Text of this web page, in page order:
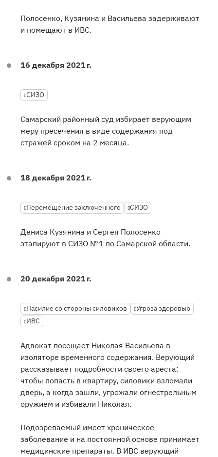
Полосенко, Кузянина и Васильева задерживают
и помещают в ИВС.
16 декабря 2021 г.
СИЗО
Самарский районный суд избирает верующим
меру пресечения в виде содержания под
стражей сроком на 2 месяца.
18 декабря 2021 г.
Перемещение заключенного СИЗО
Дениса Кузянина и Сергея Полосенко
этапируют в СИЗО № 1 по Самарской области.
20 декабря 2021 г.
Насилие со стороны силовиков
Угроза здоровью
ИВС
Адвокат посещает Николая Васильева в
изоляторе временного содержания. Верующий
рассказывает подробности своего ареста:
чтобы попасть в квартиру, силовики взломали
дверь, а когда зашли, угрожали огнестрельным
оружием и избивали Николая.
Подозреваемый имеет хроническое
заболевание и на постоянной основе принимает
медицинские препараты. В ИВС верующий